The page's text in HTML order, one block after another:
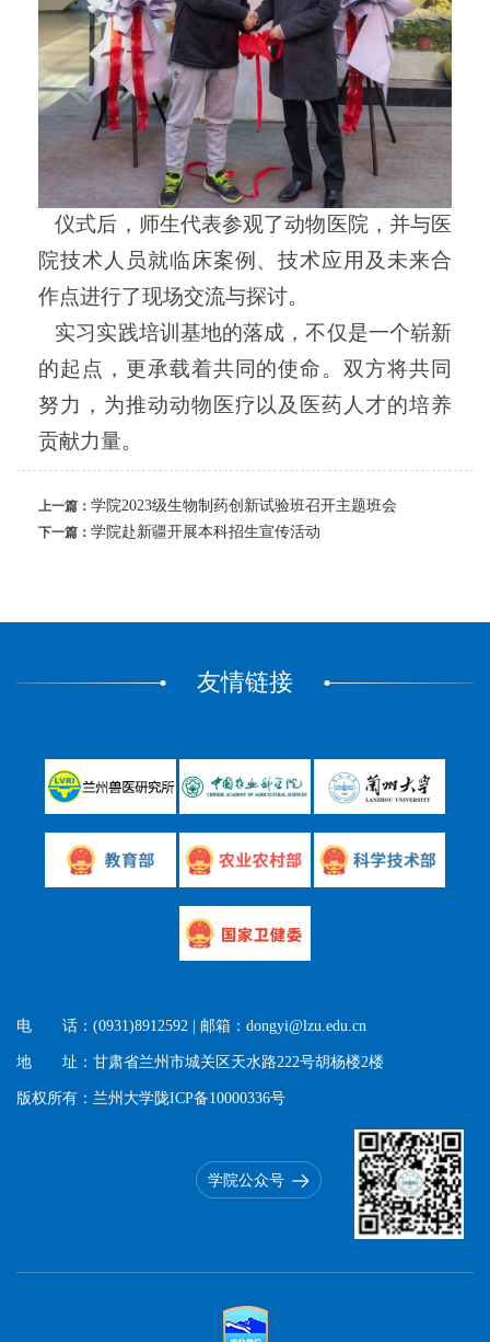
仪式后，师生代表参观了动物医院，并与医
院技术人员就临床案例、技术应用及未来合
作点进行了现场交流与探讨。
实习实践培训基地的落成，不仅是一个崭新
的起点，更承载着共同的使命。双方将共同
努力，为推动动物医疗以及医药人才的培养
贡献力量。
上一篇： 学院2023级生物制药创新试验班召开主题班会
下一篇： 学院赴新疆开展本科招生宣传活动
友情链接
电 话：(0931)8912592 | 邮箱：dongyi@lzu.edu.cn
地 址：甘肃省兰州市城关区天水路222号胡杨楼2楼
版权所有：兰州大学陇ICP备10000336号
学院公众号